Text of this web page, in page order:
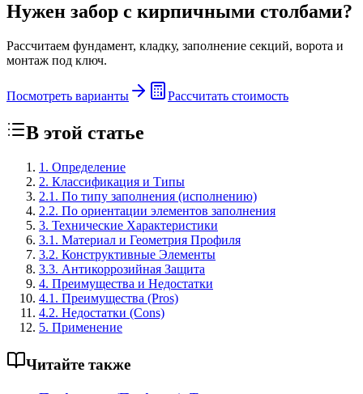
Нужен забор с кирпичными столбами?
Рассчитаем фундамент, кладку, заполнение секций, ворота и
монтаж под ключ.
Посмотреть варианты Рассчитать стоимость
В этой статье
1. Определение
2. Классификация и Типы
2.1. По типу заполнения (исполнению)
2.2. По ориентации элементов заполнения
3. Технические Характеристики
3.1. Материал и Геометрия Профиля
3.2. Конструктивные Элементы
3.3. Антикоррозийная Защита
4. Преимущества и Недостатки
4.1. Преимущества (Pros)
4.2. Недостатки (Cons)
5. Применение
Читайте также